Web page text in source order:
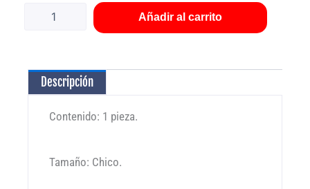
Añadir al carrito
Descripción
Contenido: 1 pieza.
Tamaño: Chico.